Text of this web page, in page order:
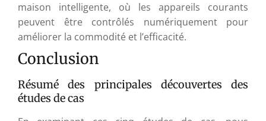
maison intelligente, où les appareils courants
peuvent être contrôlés numériquement pour
améliorer la commodité et l’efficacité.
Conclusion
Résumé des principales découvertes des
études de cas